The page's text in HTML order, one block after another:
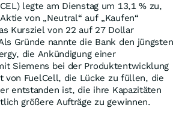
legte am Dienstag um 13,1 % zu,
von „Neutral“ auf „Kaufen“
Kursziel von 22 auf 27 Dollar
Gründe nannte die Bank den jüngsten
die Ankündigung einer
Siemens bei der Produktentwicklung
von FuelCell, die Lücke zu füllen, die
entstanden ist, die ihre Kapazitäten
größere Aufträge zu gewinnen.